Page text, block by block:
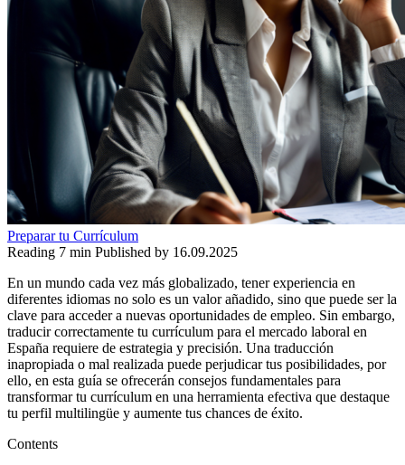
Preparar tu Currículum
Reading 7 min Published by 16.09.2025
En un mundo cada vez más globalizado, tener experiencia en
diferentes idiomas no solo es un valor añadido, sino que puede ser la
clave para acceder a nuevas oportunidades de empleo. Sin embargo,
traducir correctamente tu currículum para el mercado laboral en
España requiere de estrategia y precisión. Una traducción
inapropiada o mal realizada puede perjudicar tus posibilidades, por
ello, en esta guía se ofrecerán consejos fundamentales para
transformar tu currículum en una herramienta efectiva que destaque
tu perfil multilingüe y aumente tus chances de éxito.
Contents